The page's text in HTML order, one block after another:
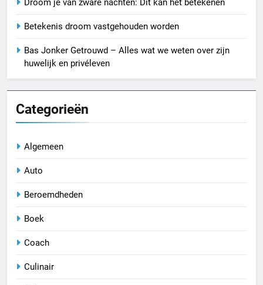
Droom je van zware nachten: Dit kan het betekenen
Betekenis droom vastgehouden worden
Bas Jonker Getrouwd – Alles wat we weten over zijn
huwelijk en privéleven
Categorieën
Algemeen
Auto
Beroemdheden
Boek
Coach
Culinair